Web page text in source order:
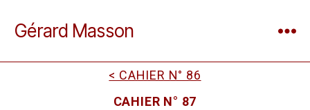
Gérard Masson
< CAHIER N° 86
CAHIER N° 87